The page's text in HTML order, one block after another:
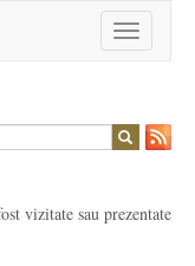
Toggle
navigation
vizitate sau prezentate